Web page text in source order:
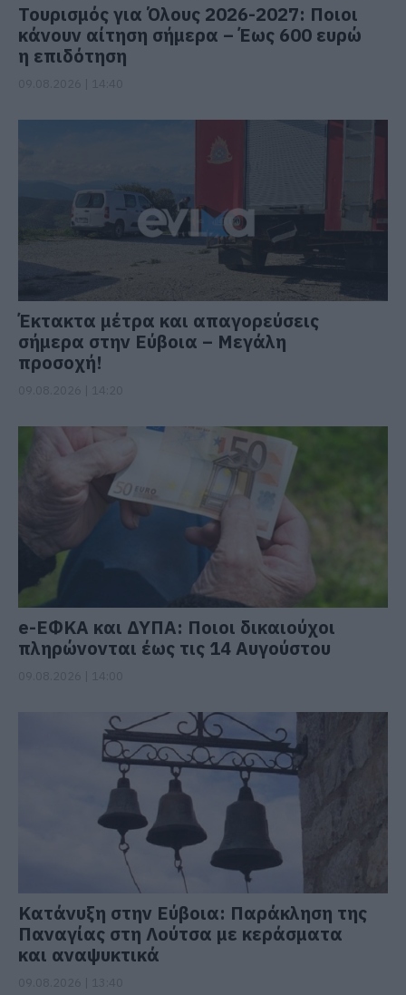
Τουρισμός για Όλους 2026-2027: Ποιοι
κάνουν αίτηση σήμερα – Έως 600 ευρώ
η επιδότηση
Έκτακτα μέτρα και απαγορεύσεις
σήμερα στην Εύβοια – Μεγάλη
προσοχή!
e-ΕΦΚΑ και ΔΥΠΑ: Ποιοι δικαιούχοι
πληρώνονται έως τις 14 Αυγούστου
Κατάνυξη στην Εύβοια: Παράκληση της
Παναγίας στη Λούτσα με κεράσματα
και αναψυκτικά